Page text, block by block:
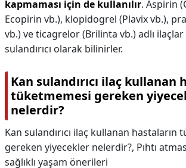
kapmaması için de kullanılır. Aspirin
Ecopirin vb.), klopidogrel (Plavix vb.),
vb.) ve ticagrelor (Brilinta vb.) adlı
sulandırıcı olarak bilinirler.
Kan sulandırıcı ilaç kullanan
tüketmemesi gereken
nelerdir?
Kan sulandırıcı ilaç kullanan hastaların
gereken yiyecekler nelerdir?, Pıhtı
sağlıklı yaşam önerileri